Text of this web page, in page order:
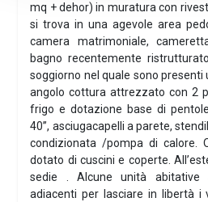
mq + dehor) in muratura con
si trova in una agevole area
camera matrimoniale,
bagno recentemente
soggiorno nel quale sono
angolo cottura attrezzato con 2
frigo e dotazione base di
40’’, asciugacapelli a parete,
condizionata /pompa di calore.
dotato di cuscini e coperte.
sedie . Alcune unità abitative
adiacenti per lasciare in libertà i